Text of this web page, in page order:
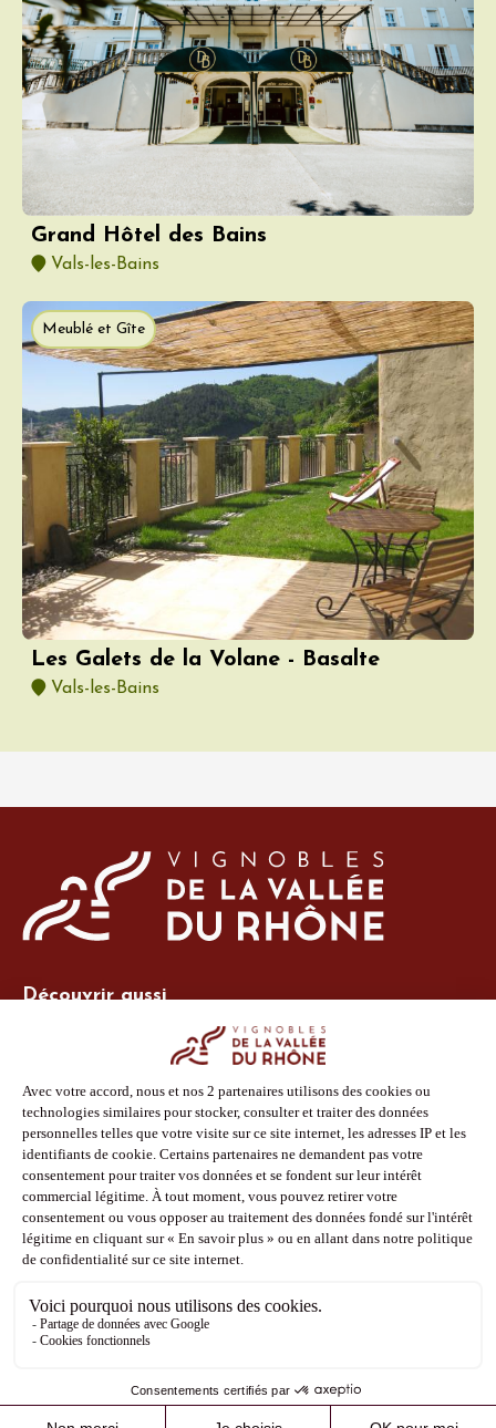
Grand Hôtel des Bains
Vals-les-Bains
Meublé et Gîte
Les Galets de la Volane - Basalte
Vals-les-Bains
Découvrir aussi
Espace adhérent
Espace presse
Phototèque
Suivez-nous
Facebook
Instagram
Pinterest
Youtube